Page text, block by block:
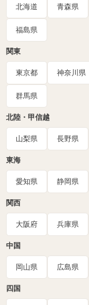
北海道 青森県
福島県
関東
東京都 神奈川県
群馬県
北陸・甲信越
山梨県 長野県
東海
愛知県 静岡県
関西
大阪府 兵庫県
中国
岡山県 広島県
四国